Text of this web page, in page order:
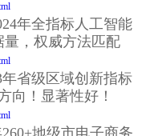
年全指标人工智能
量，权威方法匹配
年省级区域创新指标
向！显著性好！